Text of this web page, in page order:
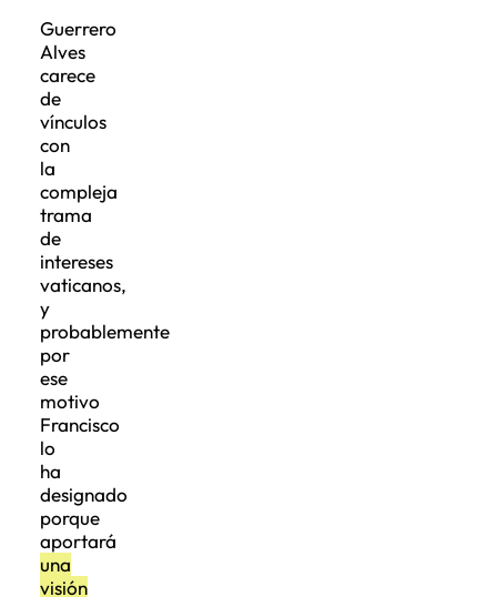
Guerrero
Alves
carece
de
vínculos
con
la
compleja
trama
de
intereses
vaticanos,
y
probablemente
por
ese
motivo
Francisco
lo
ha
designado
porque
aportará
una
visión